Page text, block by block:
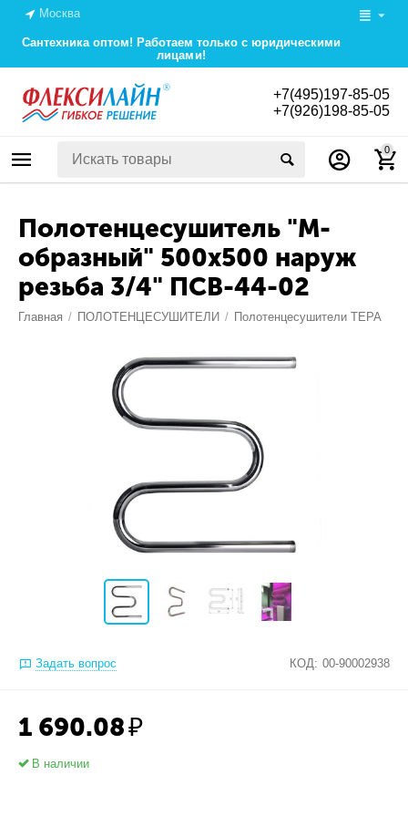
Москва
Сантехника оптом! Работаем только с юридическими
лицами!
+7(495)197-85-05
+7(926)198-85-05
0
Полотенцесушитель "М-
образный" 500х500 наруж
резьба 3/4" ПСВ-44-02
Главная / ПОЛОТЕНЦЕСУШИТЕЛИ / Полотенцесушители ТЕРА
Задать вопрос КОД: 00-90002938
1 690.08₽
В наличии